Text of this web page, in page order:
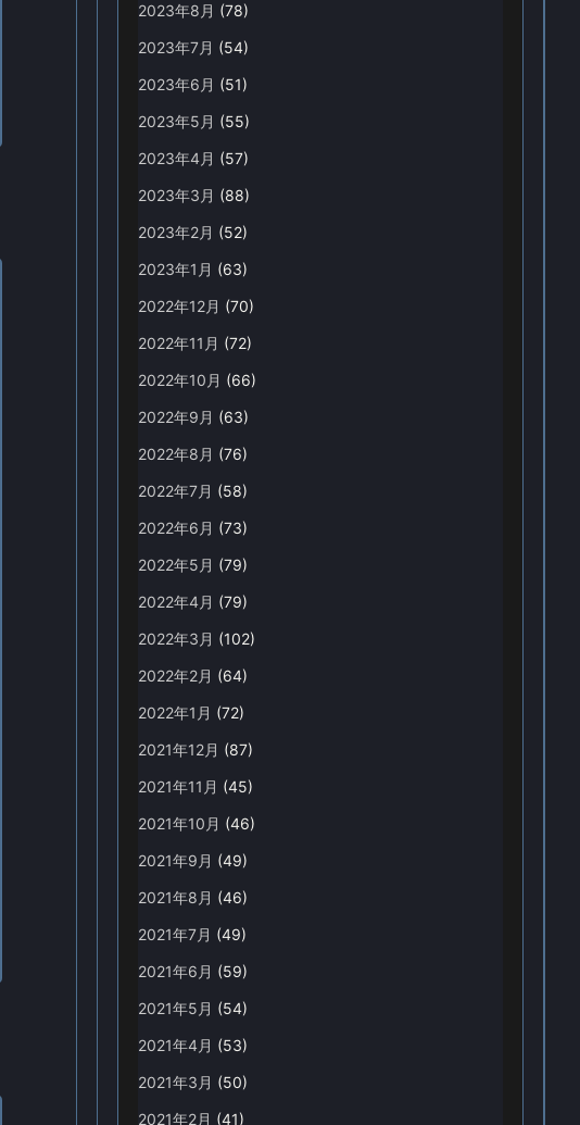
2023年8月 (78)
2023年7月 (54)
2023年6月 (51)
2023年5月 (55)
2023年4月 (57)
2023年3月 (88)
2023年2月 (52)
2023年1月 (63)
2022年12月 (70)
2022年11月 (72)
2022年10月 (66)
2022年9月 (63)
2022年8月 (76)
2022年7月 (58)
2022年6月 (73)
2022年5月 (79)
2022年4月 (79)
2022年3月 (102)
2022年2月 (64)
2022年1月 (72)
2021年12月 (87)
2021年11月 (45)
2021年10月 (46)
2021年9月 (49)
2021年8月 (46)
2021年7月 (49)
2021年6月 (59)
2021年5月 (54)
2021年4月 (53)
2021年3月 (50)
2021年2月 (41)